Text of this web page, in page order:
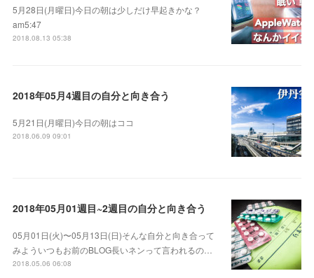
5月28日(月曜日)今日の朝は少しだけ早起きかな？
am5:47
2018.08.13 05:38
2018年05月4週目の自分と向き合う
5月21日(月曜日)今日の朝はココ
2018.06.09 09:01
2018年05月01週目~2週目の自分と向き合う
05月01日(火)〜05月13日(日)そんな自分と向き合って
みよういつもお前のBLOG長いネンって言われるの…
2018.05.06 06:08